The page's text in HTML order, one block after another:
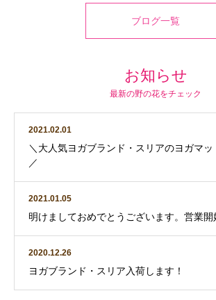
ブログ一覧
お知らせ
最新の野の花をチェック
2021.02.01
＼大人気ヨガブランド・スリアのヨガマ
／
2021.01.05
明けましておめでとうございます。営業開
2020.12.26
ヨガブランド・スリア入荷します！